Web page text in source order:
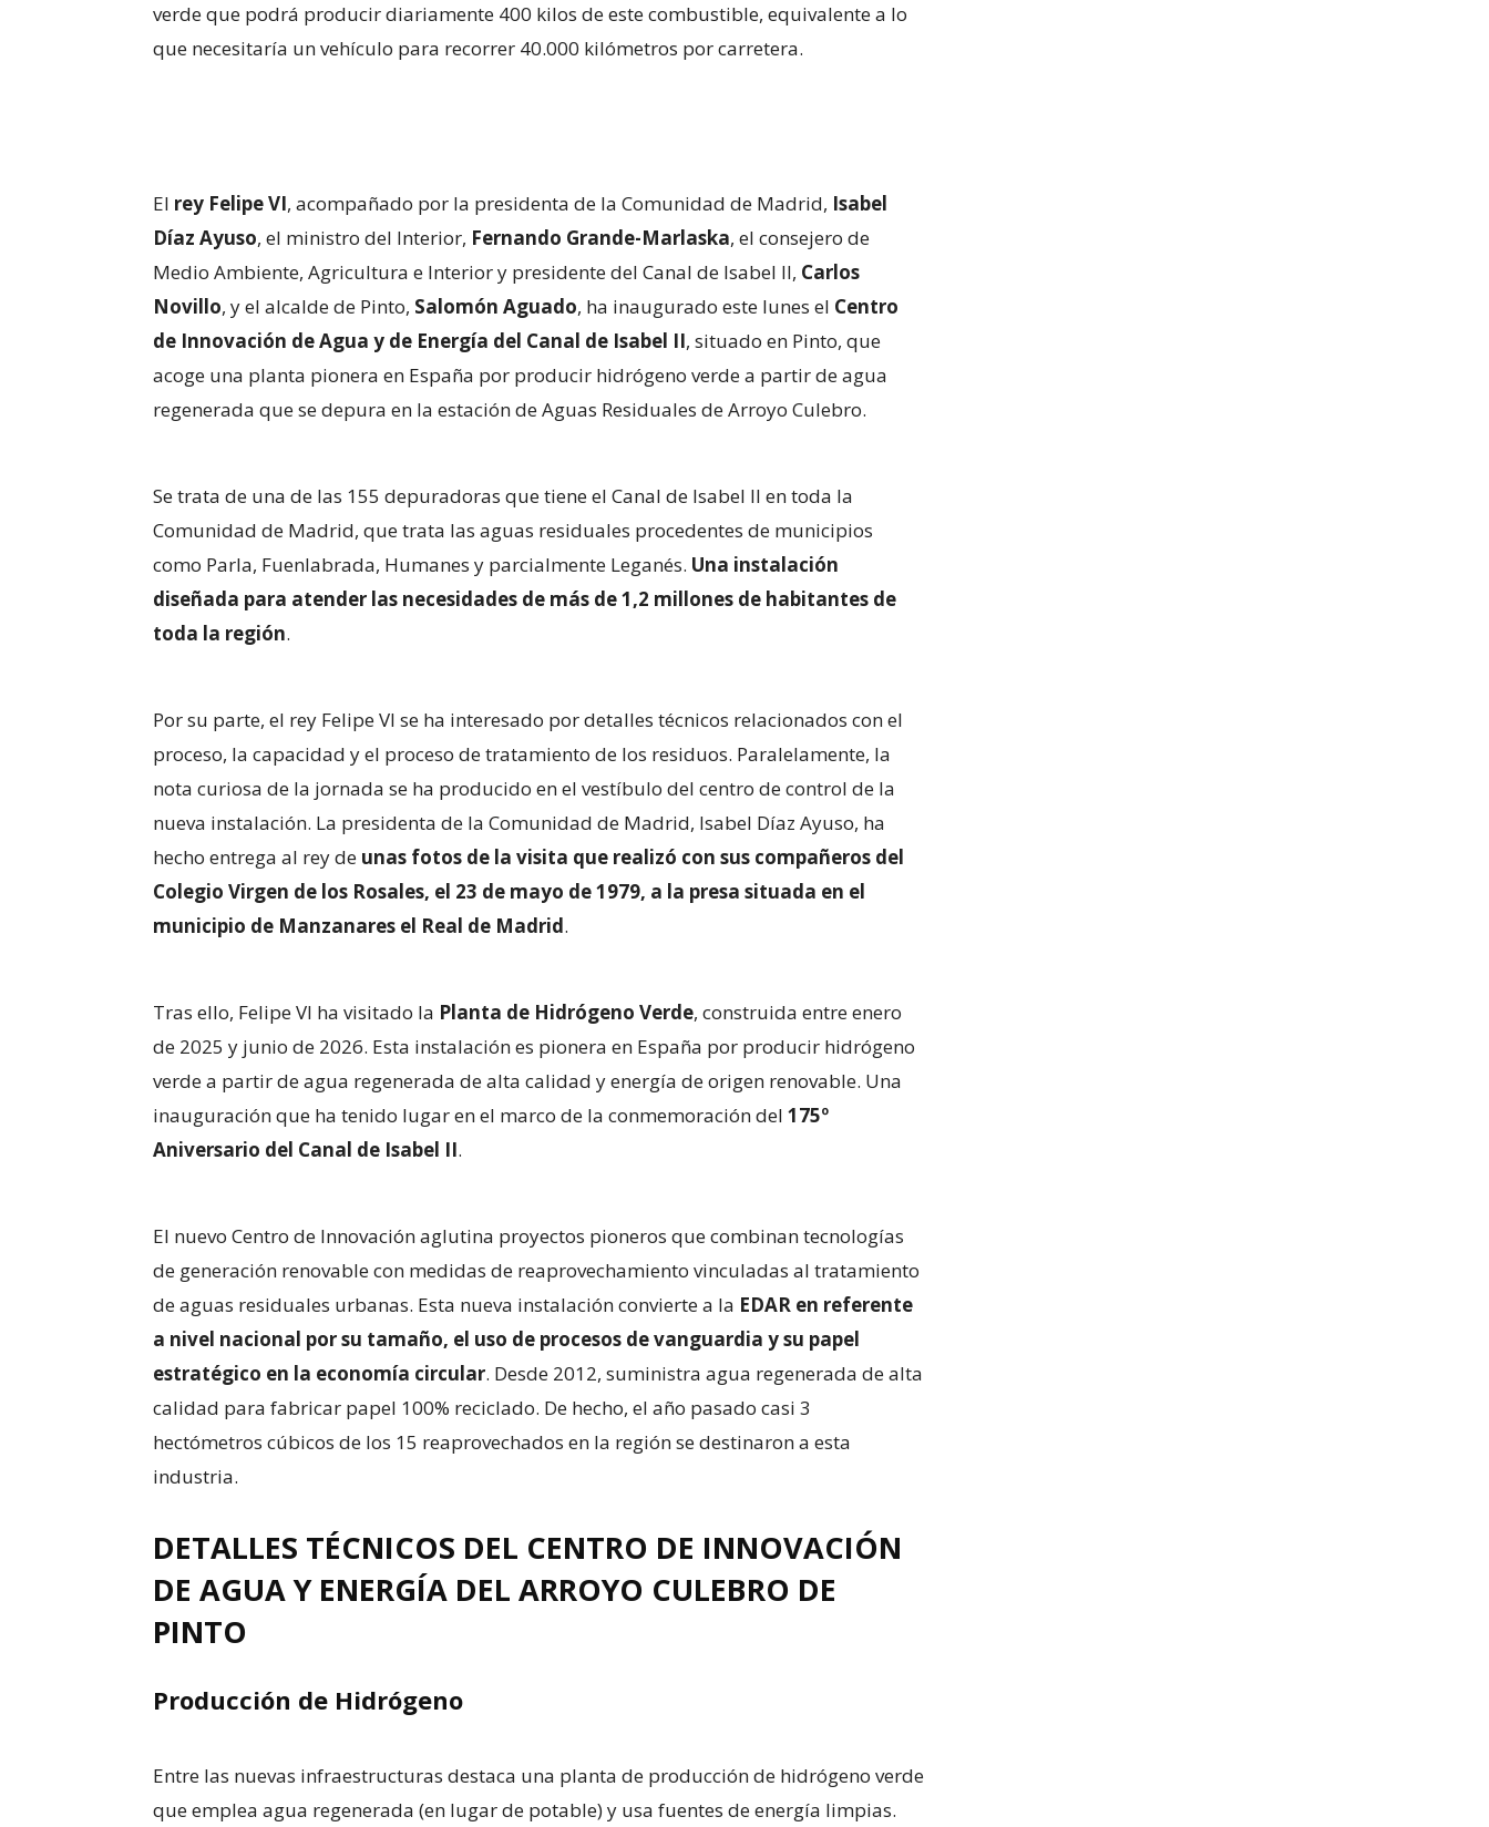
verde que podrá producir diariamente 400 kilos de este combustible, equivalente a lo
que necesitaría un vehículo para recorrer 40.000 kilómetros por carretera.
El rey Felipe VI, acompañado por la presidenta de la Comunidad de Madrid, Isabel
Díaz Ayuso, el ministro del Interior, Fernando Grande-Marlaska, el consejero de
Medio Ambiente, Agricultura e Interior y presidente del Canal de Isabel II, Carlos
Novillo, y el alcalde de Pinto, Salomón Aguado, ha inaugurado este lunes el Centro
de Innovación de Agua y de Energía del Canal de Isabel II, situado en Pinto, que
acoge una planta pionera en España por producir hidrógeno verde a partir de agua
regenerada que se depura en la estación de Aguas Residuales de Arroyo Culebro.
Se trata de una de las 155 depuradoras que tiene el Canal de Isabel II en toda la
Comunidad de Madrid, que trata las aguas residuales procedentes de municipios
como Parla, Fuenlabrada, Humanes y parcialmente Leganés. Una instalación
diseñada para atender las necesidades de más de 1,2 millones de habitantes de
toda la región.
Por su parte, el rey Felipe VI se ha interesado por detalles técnicos relacionados con el
proceso, la capacidad y el proceso de tratamiento de los residuos. Paralelamente, la
nota curiosa de la jornada se ha producido en el vestíbulo del centro de control de la
nueva instalación. La presidenta de la Comunidad de Madrid, Isabel Díaz Ayuso, ha
hecho entrega al rey de unas fotos de la visita que realizó con sus compañeros del
Colegio Virgen de los Rosales, el 23 de mayo de 1979, a la presa situada en el
municipio de Manzanares el Real de Madrid.
Tras ello, Felipe VI ha visitado la Planta de Hidrógeno Verde, construida entre enero
de 2025 y junio de 2026. Esta instalación es pionera en España por producir hidrógeno
verde a partir de agua regenerada de alta calidad y energía de origen renovable. Una
inauguración que ha tenido lugar en el marco de la conmemoración del 175º
Aniversario del Canal de Isabel II.
El nuevo Centro de Innovación aglutina proyectos pioneros que combinan tecnologías
de generación renovable con medidas de reaprovechamiento vinculadas al tratamiento
de aguas residuales urbanas. Esta nueva instalación convierte a la EDAR en referente
a nivel nacional por su tamaño, el uso de procesos de vanguardia y su papel
estratégico en la economía circular. Desde 2012, suministra agua regenerada de alta
calidad para fabricar papel 100% reciclado. De hecho, el año pasado casi 3
hectómetros cúbicos de los 15 reaprovechados en la región se destinaron a esta
industria.
DETALLES TÉCNICOS DEL CENTRO DE INNOVACIÓN
DE AGUA Y ENERGÍA DEL ARROYO CULEBRO DE
PINTO
Producción de Hidrógeno
Entre las nuevas infraestructuras destaca una planta de producción de hidrógeno verde
que emplea agua regenerada (en lugar de potable) y usa fuentes de energía limpias.